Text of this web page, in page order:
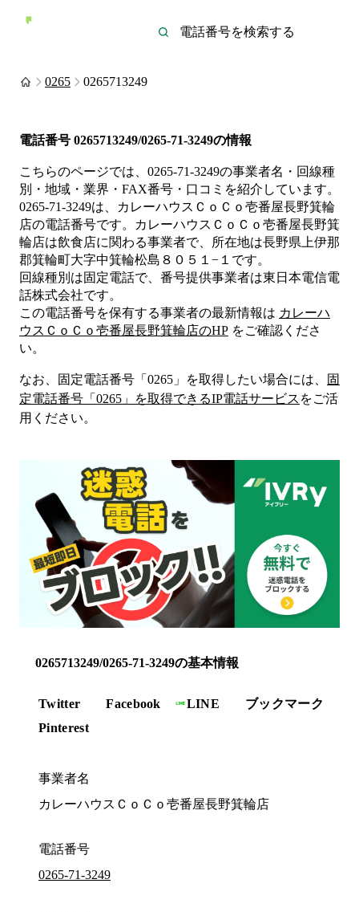
0265 0265713249
電話番号 0265713249/0265-71-3249の情報
こちらのページでは、 0265-71-3249の事業者名・回線種
別・地域・業界・FAX番号・口コミを紹介しています。
0265-71-3249は、
カレーハウスＣｏＣｏ壱番屋長野箕輪
店の電話番号です。
カレーハウスＣｏＣｏ壱番屋長野箕
輪店は飲食店に関わる事業者で、所在地は長野県上伊那
郡箕輪町大字中箕輪松島８０５１−１ です。
回線種別は固定電話で、番号提供事業者は東日本電信電
話株式会社です。
この電話番号を保有する事業者の最新情報は カレーハ
ウスＣｏＣｏ壱番屋長野箕輪店のHP をご確認くださ
い。
なお、固定電話番号「 0265 」を取得したい場合には、
固
定電話番号「 0265 」を取得できるIP電話サービス をご活
用ください。
0265713249/0265-71-3249の基本情報
Twitter Facebook LINE
ブックマーク
Pinterest
事業者名
カレーハウスＣｏＣｏ壱番屋長野箕輪店
電話番号
0265-71-3249